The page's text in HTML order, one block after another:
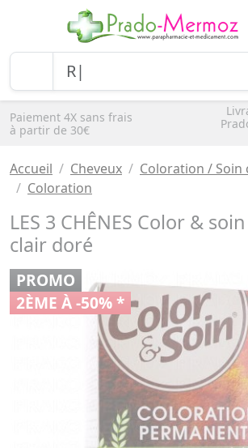
Paiement 4X sans frais
à partir de 30€
Accueil Cheveux
Coloration / Soin
Coloration
LES 3 CHÊNES Color &
clair doré
PROMO
2ÈME À -50% *